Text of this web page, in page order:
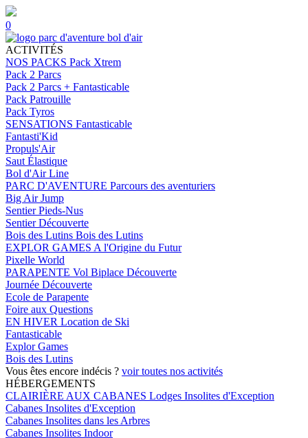
0
ACTIVITÉS
NOS PACKS Pack Xtrem
Pack 2 Parcs
Pack 2 Parcs + Fantasticable
Pack Patrouille
Pack Tyros
SENSATIONS Fantasticable
Fantasti'Kid
Propuls'Air
Saut Élastique
Bol d'Air Line
PARC D'AVENTURE Parcours des aventuriers
Big Air Jump
Sentier Pieds-Nus
Sentier Découverte
Bois des Lutins Bois des Lutins
EXPLOR GAMES A l'Origine du Futur
Pixelle World
PARAPENTE Vol Biplace Découverte
Journée Découverte
Ecole de Parapente
Foire aux Questions
EN HIVER Location de Ski
Fantasticable
Explor Games
Bois des Lutins
Vous êtes encore indécis ? voir toutes nos activités
HÉBERGEMENTS
CLAIRIÈRE AUX CABANES Lodges Insolites d'Exception
Cabanes Insolites d'Exception
Cabanes Insolites dans les Arbres
Cabanes Insolites Indoor